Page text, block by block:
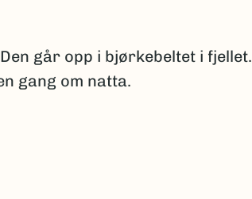
går opp i bjørkebeltet i fjellet.
gang om natta.